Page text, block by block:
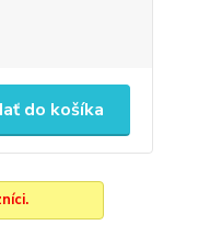
do košíka